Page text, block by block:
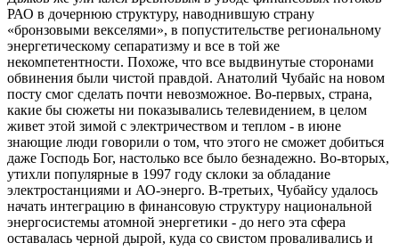
РАО в дочернюю структуру, наводнившую страну
«бронзовыми векселями», в попустительстве региональному
энергетическому сепаратизму и все в той же
некомпетентности. Похоже, что все выдвинутые сторонами
обвинения были чистой правдой. Анатолий Чубайс на новом
посту смог сделать почти невозможное. Во-первых, страна,
какие бы сюжеты ни показывались телевидением, в целом
живет этой зимой с электричеством и теплом - в июне
знающие люди говорили о том, что этого не сможет добиться
даже Господь Бог, настолько все было безнадежно. Во-вторых,
утихли популярные в 1997 году склоки за обладание
электростанциями и АО-энерго. В-третьих, Чубайсу удалось
начать интеграцию в финансовую структуру национальной
энергосистемы атомной энергетики - до него эта сфера
оставалась черной дырой, куда со свистом проваливались и